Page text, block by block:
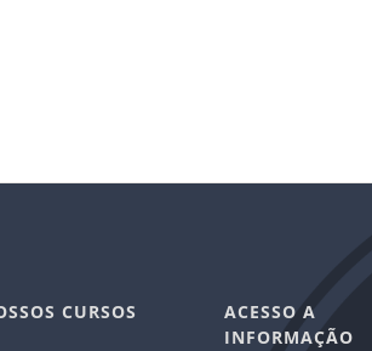
CURSOS
ACESSO A
INFORMAÇÃO